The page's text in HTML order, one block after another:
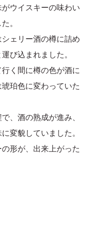
ウイスキーの味わい
。
ェリー酒の樽に詰め
び込まれました。
く間に樽の色が酒に
珀色に変わっていた
、酒の熟成が進み、
変貌していました。
形が、出来上がった